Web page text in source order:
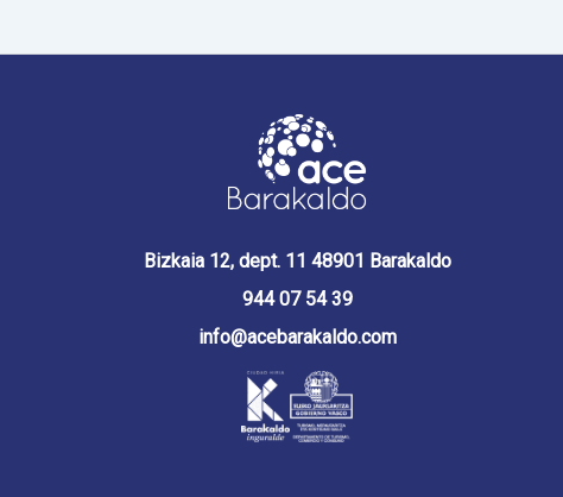
Bizkaia 12, dept. 11 48901 Barakaldo
944 07 54 39
info@acebarakaldo.com